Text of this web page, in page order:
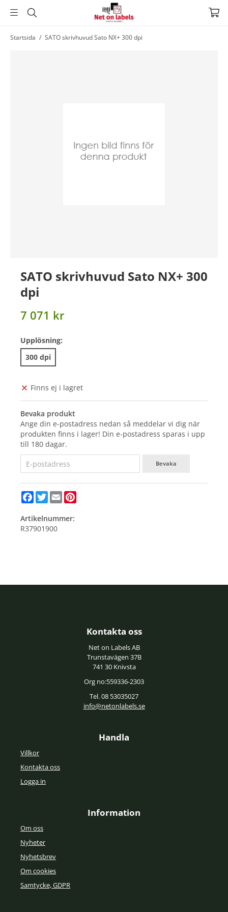
HoppaStartsida / SATO skrivhuvud Sato NX+ 300 dpi
SATO skrivhuvud Sato NX+ 300
dpi
7 071 kr
Upplösning:
300 dpi
Finns ej i lagret
Bevaka produkt
Ange din e-postadress nedan så meddelar vi dig när
produkten finns i lager! Din e-postadress sparas i upp
till 180 dagar.
Bevaka
Facebook
Twitter
Email
Artikelnummer:
R37901900
Kontakta oss
Net on Labels AB
Trunstavägen 37B
741 30 Knivsta
Org no:559336-2303
Tel. 08 53035027
info@netonlabels.se
Handla
Villkor
Kontakta oss
Logga in
Information
Om oss
Nyheter
Nyhetsbrev
Om cookies
Samtycke, GDPR